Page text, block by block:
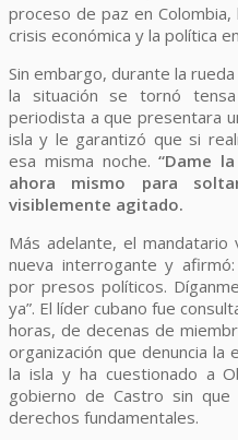
proceso de paz en
crisis económica y la política
Sin embargo, durante la
la situación se tornó
periodista a que presentara
isla y le garantizó que si
esa misma noche.“Dame
ahora mismo para
visiblemente agitado.
Más adelante, el
nueva interrogante y
por presos políticos.
ya”. El líder cubano fue
horas, de decenas de
organización que denuncia
la isla y ha cuestionado a
gobierno de Castro sin
derechos fundamentales.